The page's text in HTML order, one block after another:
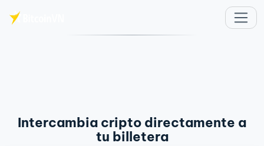
Intercambia cripto directamente a
tu billetera